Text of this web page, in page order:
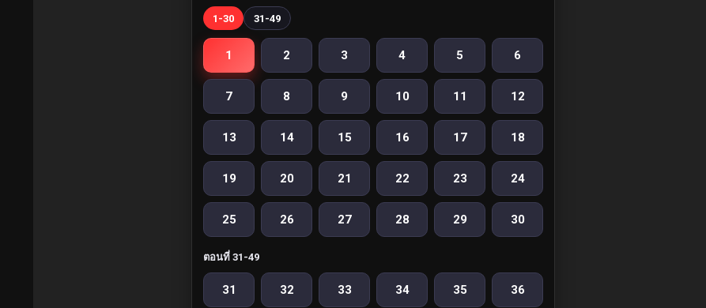
1-30 31-49
1 2 3 4 5 6
7 8 9 10 11 12
13 14 15 16 17 18
19 20 21 22 23 24
25 26 27 28 29 30
ตอนที่ 31-49
31 32 33 34 35 36